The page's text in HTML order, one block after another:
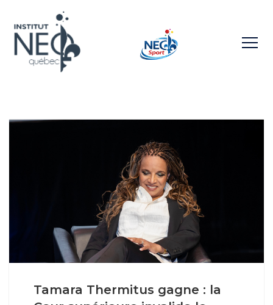
Tamara Thermitus gagne : la